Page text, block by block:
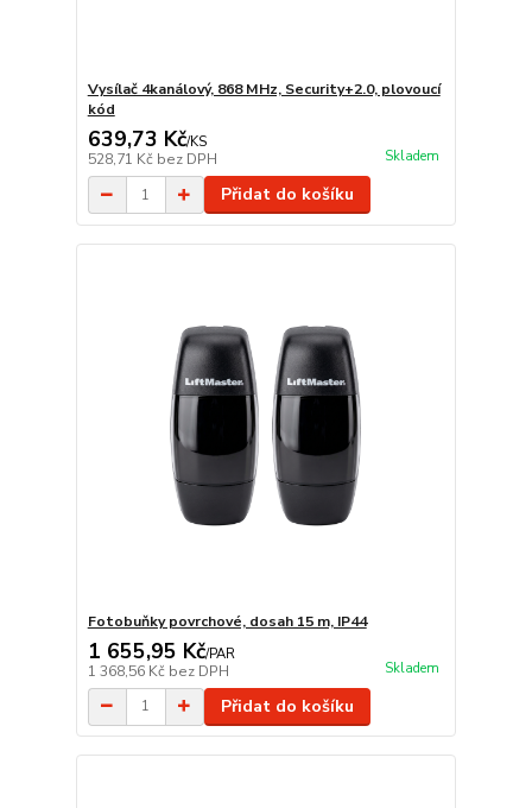
Vysílač 4kanálový, 868 MHz, Security+2.0, plovoucí
kód
639,73 Kč/KS
528,71 Kč bez DPH Skladem
Přidat do košíku
Fotobuňky povrchové, dosah 15 m, IP44
1 655,95 Kč/PAR
1 368,56 Kč bez DPH Skladem
Přidat do košíku